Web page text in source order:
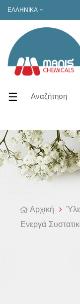
ΕΛΛΗΝΙΚΆ
Toggle
☰
Αρχική
Ενεργά